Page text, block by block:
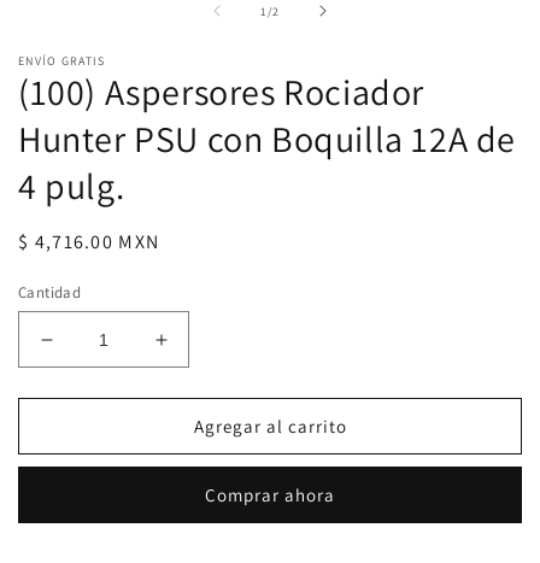
una
ventana
modal
1/de2
ENVÍO GRATIS
(100) Aspersores Rociador
Hunter PSU con Boquilla 12A de
4 pulg.
Precio
$ 4,716.00 MXN
Cantidad
Reducir
cantidad
para
Aspersores
PSU
Aumentar
cantidad
para
(100)
Aspersores
Hunter
PSU
Agregar al carrito
Comprar ahora